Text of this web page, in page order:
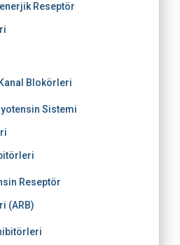
Reseptör
Blokörleri
Sistemi
Reseptör
(ARB)